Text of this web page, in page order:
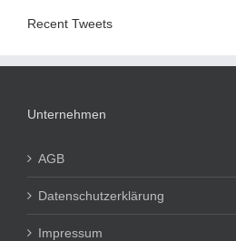
Recent Tweets
Unternehmen
AGB
Datenschutzerklärung
Impressum